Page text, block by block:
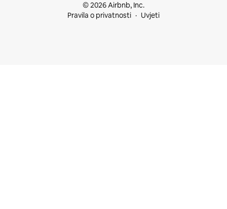
© 2026 Airbnb, Inc.
Pravila o privatnosti
Uvjeti